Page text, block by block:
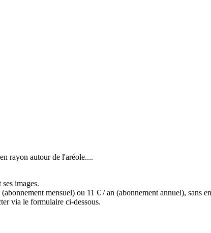
rayon autour de l'aréole....
images.
mensuel) ou 11 € / an (abonnement annuel), sans
via le formulaire ci-dessous.